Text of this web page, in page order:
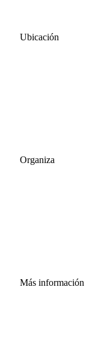
Ubicación
Organiza
Más información